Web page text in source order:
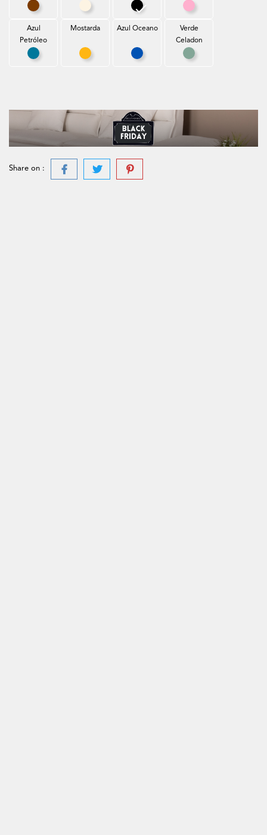
Chocolate Branco Creme Preto Rosa Pastel
Azul
Petróleo
Azul Petróleo
Mostarda
Mostarda
Azul Oceano
Azul Oceano
Verde
Celadon
Verde Celadon
Share on :